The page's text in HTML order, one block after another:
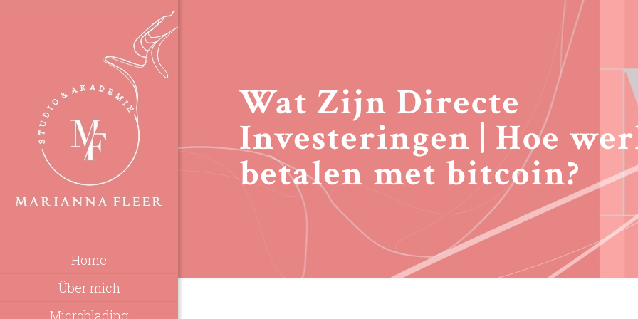
Home
Über mich
Microblading
Wat Zijn Directe
Investeringen | Hoe
betalen met bitcoin?